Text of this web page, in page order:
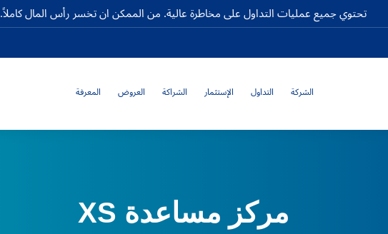
تحتوي جميع عمليات التداول على مخاطرة عالية. من الممكن ان تخسر رأس المال كاملاً.
الشركة التداول الإستثمار الشراكة العروض المعرفة
مركز مساعدة XS